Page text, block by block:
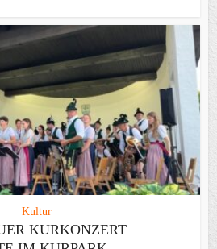
Kultur
KURKONZERT